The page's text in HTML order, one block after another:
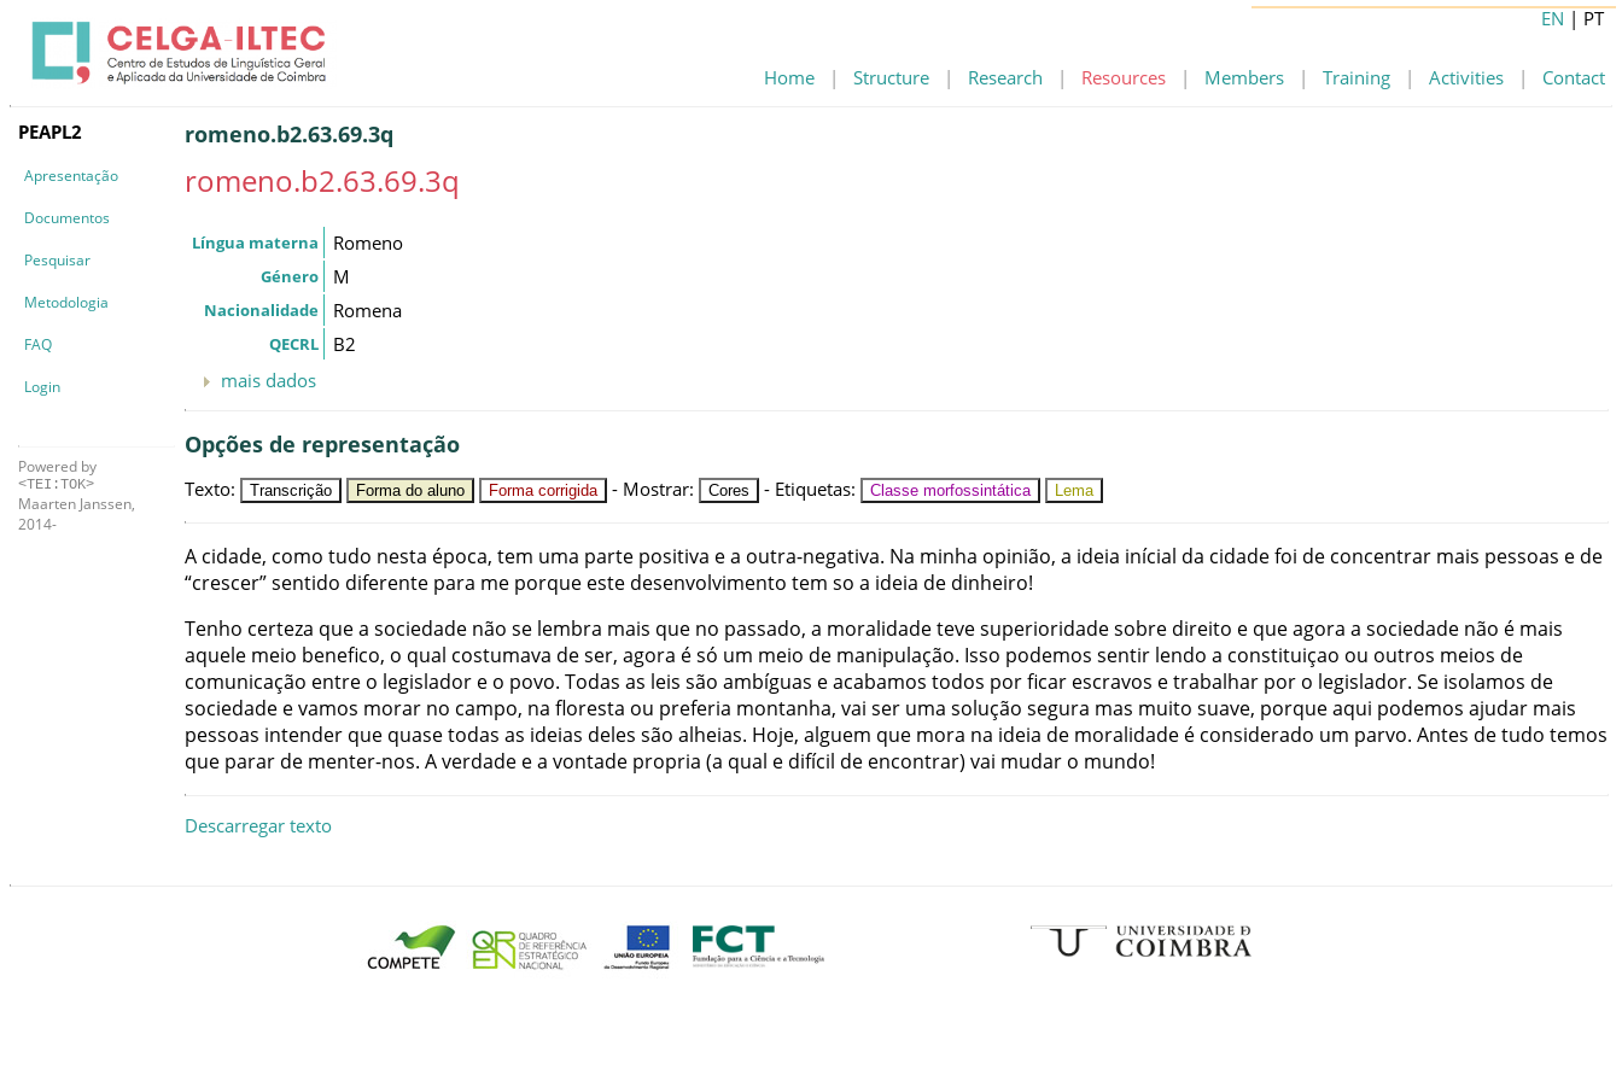
Home | Structure | Research | Resources | Members | Training | Activities | Contact
EN | PT
PEAPL2
Apresentação
Documentos
Pesquisar
Metodologia
FAQ
Login
Powered by
<TEI:TOK>
Maarten Janssen,
2014-
romeno.b2.63.69.3q
romeno.b2.63.69.3q
Língua materna Romeno
Género M
Nacionalidade Romena
QECRL
B2
mais dados
Opções de representação
Texto: Transcrição Forma do aluno Forma corrigida - Mostrar: Cores - Etiquetas: Classe morfossintática Lema
A cidade, como tudo nesta época, tem uma parte positiva ea outra-negativa. Na minha opinião, a ideia inícial da cidadefoi de concentrar mais pessoas e de
“crescer”sentido diferente para me porque este desenvolvimento tem so a ideia de dinheiro!
Tenho certeza quea sociedade não se lembra mais que no passado, a moralidadetevesuperioridadesobre direito e queagora a sociedade não é mais
aquele meio benefico, o qual costumava deser, agora ésó um meio de manipulação. Isso podemos sentir lendo a constituiçao ou outros meios de
comunicação entre o legislador e o povo. Todas as leis são ambíguas eacabamos todos porficar escravos etrabalhar por o legislador. Se isolamos de
sociedade evamos morar no campo, na floresta ou preferia montanha, vai ser uma solução segura mas muito suave, porqueaqui podemos ajudar mais
pessoas intender que quasetodas as ideias deles são alheias. Hoje, alguem que mora na ideia de moralidade é considerado um parvo. Antes detudo temos
que parar de menter-nos. Averdade ea vontade propria (a qual e difícil de encontrar) vai mudar o mundo!
Descarregar texto